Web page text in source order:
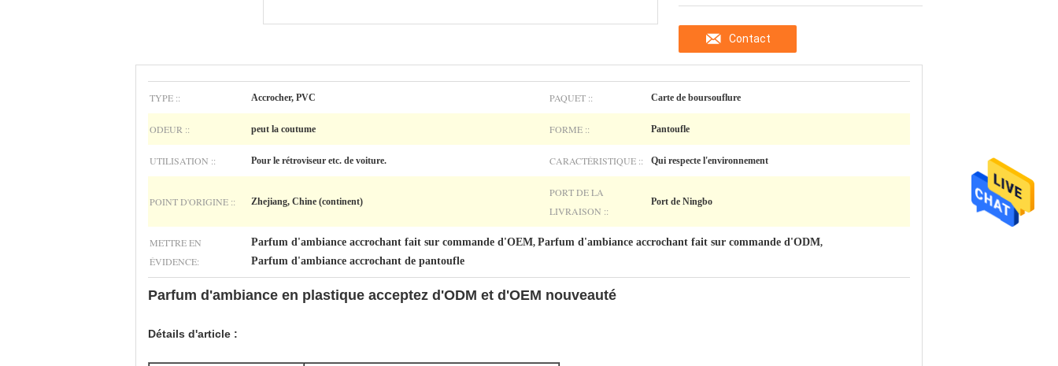
Contact
TYPE :: Accrocher, PVC PAQUET :: Carte de boursouflure
ODEUR :: peut la coutume FORME :: Pantoufle
UTILISATION :: Pour le rétroviseur etc. de voiture. CARACTÉRISTIQUE :: Qui respecte l'environnement
POINT D'ORIGINE :: Zhejiang, Chine (continent)
PORT DE LA
LIVRAISON ::
Port de Ningbo
METTRE EN
ÉVIDENCE:
Parfum d'ambiance accrochant fait sur commande d'OEM, Parfum d'ambiance accrochant fait sur commande d'ODM,
Parfum d'ambiance accrochant de pantoufle
Parfum d'ambiance en plastique acceptez d'ODM et d'OEM nouveauté
Détails d'article :